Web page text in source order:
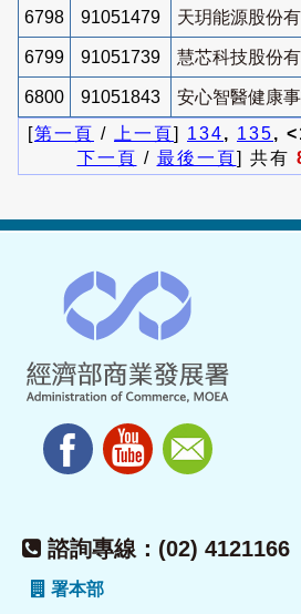
6798 91051479 天玥能源股份
6799 91051739 慧芯科技股份
6800 91051843
安心智醫健康
[第一頁 / 上一頁] 134, 135,
下一頁 / 最後一頁] 共有
諮詢專線：(02) 4121166
署本部